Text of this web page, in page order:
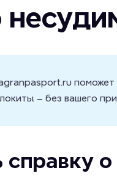
поможет
– без вашего
справку